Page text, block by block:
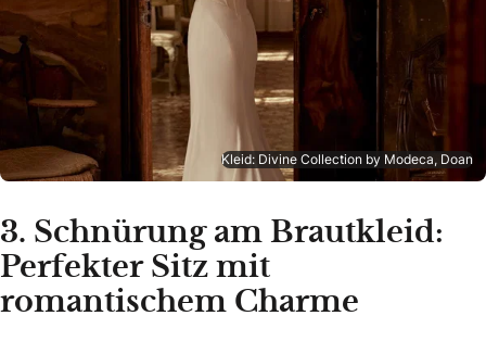
Kleid: Divine Collection by Modeca, Doan
3. Schnürung am Brautkleid:
Perfekter Sitz mit
romantischem Charme